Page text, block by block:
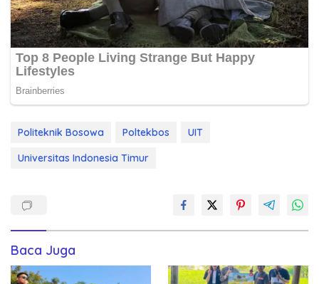
Politeknik Bosowa Poltekbos
UIT
Universitas Indonesia Timur
Baca Juga